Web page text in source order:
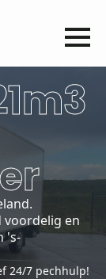
voordelig en
's-
24/7 pechhulp!